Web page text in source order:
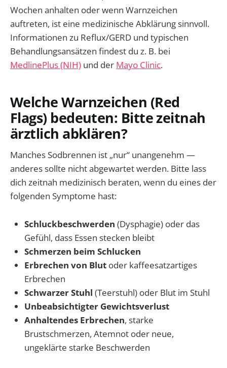
Wochen anhalten oder wenn Warnzeichen
auftreten, ist eine medizinische Abklärung sinnvoll.
Informationen zu Reflux/GERD und typischen
Behandlungsansätzen findest du z. B. bei
MedlinePlus (NIH) und der Mayo Clinic.
Welche Warnzeichen (Red
Flags) bedeuten: Bitte zeitnah
ärztlich abklären?
Manches Sodbrennen ist „nur“ unangenehm —
anderes sollte nicht abgewartet werden. Bitte lass
dich zeitnah medizinisch beraten, wenn du eines der
folgenden Symptome hast:
Schluckbeschwerden (Dysphagie) oder das
Gefühl, dass Essen stecken bleibt
Schmerzen beim Schlucken
Erbrechen von Blut oder kaffeesatzartiges
Erbrechen
Schwarzer Stuhl (Teerstuhl) oder Blut im Stuhl
Unbeabsichtigter Gewichtsverlust
Anhaltendes Erbrechen, starke
Brustschmerzen, Atemnot oder neue,
ungeklärte starke Beschwerden